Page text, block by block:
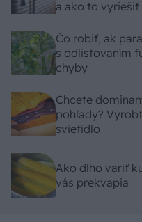
a ako to vyriešiť
Čo robiť, ak
s odlisťovaním
chyby
Chcete
pohľady?
svietidlo
Ako dlho variť
vás prekvapia